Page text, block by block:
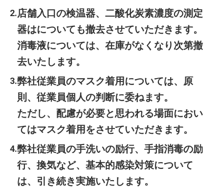
店舗入口の検温器、二酸化炭素濃度の測定
器はについても撤去させていただきます。
消毒液については、在庫がなくなり次第撤
去いたします。
弊社従業員のマスク着用については、原
則、従業員個人の判断に委ねます。
ただし、配慮が必要と思われる場面におい
てはマスク着用をさせていただきます。
弊社従業員の手洗いの励行、手指消毒の励
行、換気など、基本的感染対策について
は、引き続き実施いたします。